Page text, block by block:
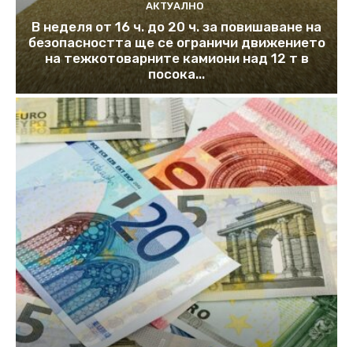
АКТУАЛНО
В неделя от 16 ч. до 20 ч. за повишаване на
безопасността ще се ограничи движението
на тежкотоварните камиони над 12 т в
посока...